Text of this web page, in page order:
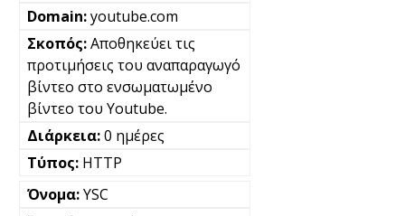
youtube.com
Αποθηκεύει τις
προτιμήσεις του αναπαραγωγό
βίντεο στο ενσωματωμένο
βίντεο του Youtube.
0 ημέρες
HTTP
YSC